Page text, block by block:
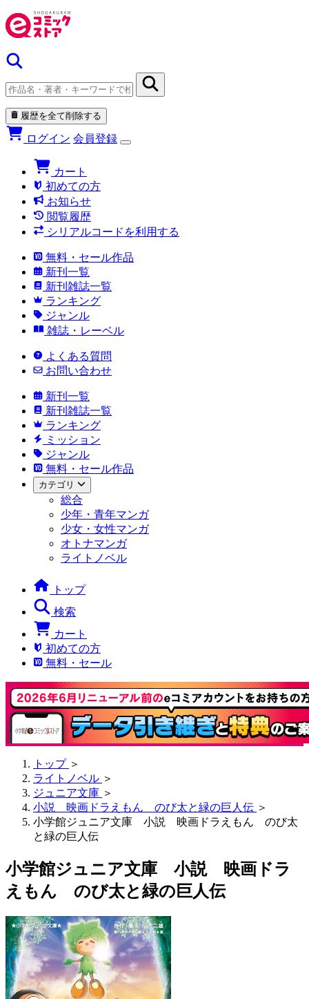
履歴を全て削除する
ログイン 会員登録
カート
初めての方
お知らせ
閲覧履歴
シリアルコードを利用する
無料・セール作品
新刊一覧
新刊雑誌一覧
ランキング
ジャンル
雑誌・レーベル
よくある質問
お問い合わせ
新刊一覧
新刊雑誌一覧
ランキング
ミッション
ジャンル
無料・セール作品
カテゴリ
総合
少年・青年マンガ
少女・女性マンガ
オトナマンガ
ライトノベル
トップ
検索
カート
初めての方
無料・セール
トップ ＞
ライトノベル ＞
ジュニア文庫 ＞
小説 映画ドラえもん のび太と緑の巨人伝 ＞
小学館ジュニア文庫 小説 映画ドラえもん のび太
と緑の巨人伝
小学館ジュニア文庫 小説 映画ドラ
えもん のび太と緑の巨人伝